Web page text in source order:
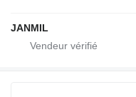
JANMIL